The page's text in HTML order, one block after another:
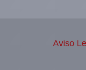
Aviso